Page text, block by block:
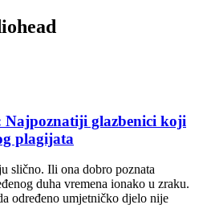
glazbenici koji
plagijata
slično. Ili ona dobro poznata
duha vremena ionako u zraku.
određeno umjetničko djelo nije